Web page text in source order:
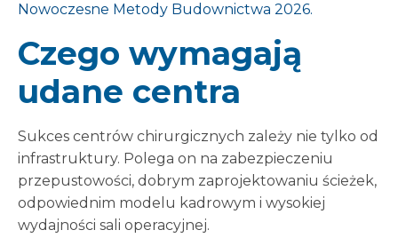
Nowoczesne Metody Budownictwa 2026.
Czego wymagają
udane centra
Sukces centrów chirurgicznych zależy nie tylko od
infrastruktury. Polega on na zabezpieczeniu
przepustowości, dobrym zaprojektowaniu ścieżek,
odpowiednim modelu kadrowym i wysokiej
wydajności sali operacyjnej.